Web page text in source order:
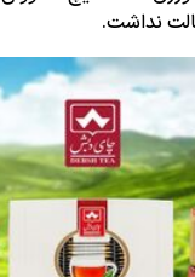
نداشت.